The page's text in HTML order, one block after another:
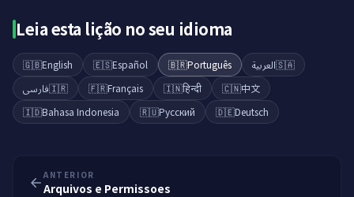
Leia esta lição no seu idioma
🇬🇧English 🇪🇸Español 🇧🇷Português 🇸🇦العربية
🇮🇷فارسی 🇫🇷Français 🇮🇳हिन्दी 🇨🇳中文
🇮🇩Bahasa Indonesia 🇷🇺Русский 🇩🇪Deutsch
ANTERIOR
Arquivos e Permissoes